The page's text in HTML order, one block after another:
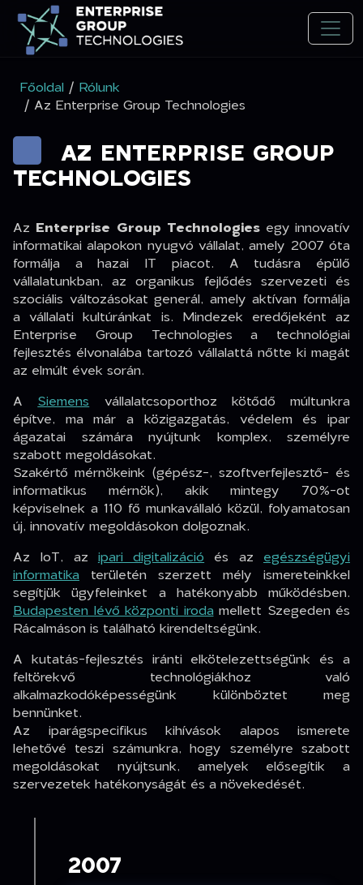
Főoldal / Rólunk
/ Az Enterprise Group Technologies
AZ ENTERPRISE GROUP
TECHNOLOGIES
Az Enterprise Group Technologies egy innovatív
informatikai alapokon nyugvó vállalat, amely 2007 óta
formálja a hazai IT piacot. A tudásra épülő
vállalatunkban, az organikus fejlődés szervezeti és
szociális változásokat generál, amely aktívan formálja
a vállalati kultúránkat is. Mindezek eredőjeként az
Enterprise Group Technologies a technológiai
fejlesztés élvonalába tartozó vállalattá nőtte ki magát
az elmúlt évek során.
ASiemensvállalatcsoporthoz kötődő múltunkra
építve, ma már a közigazgatás, védelem és ipar
ágazatai számára nyújtunk komplex, személyre
szabott megoldásokat.
Szakértő mérnökeink (gépész-, szoftverfejlesztő- és
informatikus mérnök), akik mintegy 70%-ot
képviselnek a 110 fő munkavállaló közül, folyamatosan
új, innovatív megoldásokon dolgoznak.
Az IoT, az ipari digitalizációés azegészségügyi
informatika területén szerzett mély ismereteinkkel
segítjük ügyfeleinket a hatékonyabb működésben.
Budapesten lévő központi irodamellett Szegeden és
Rácalmáson is található kirendeltségünk.
A kutatás-fejlesztés iránti elkötelezettségünk és a
feltörekvő technológiákhoz való
alkalmazkodóképességünk különböztet meg
bennünket.
Az iparágspecifikus kihívások alapos ismerete
lehetővé teszi számunkra, hogy személyre szabott
megoldásokat nyújtsunk, amelyek elősegítik a
szervezetek hatékonyságát és a növekedését.
2007